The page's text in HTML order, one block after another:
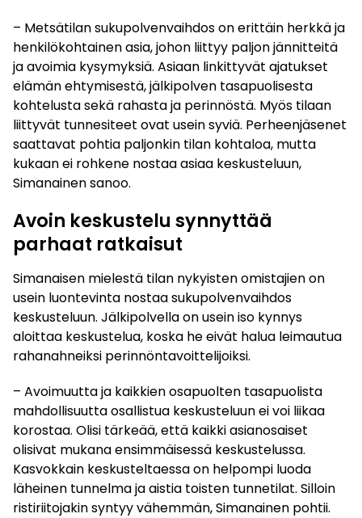
– Metsätilan sukupolvenvaihdos on erittäin herkkä ja
henkilökohtainen asia, johon liittyy paljon jännitteitä
ja avoimia kysymyksiä. Asiaan linkittyvät ajatukset
elämän ehtymisestä, jälkipolven tasapuolisesta
kohtelusta sekä rahasta ja perinnöstä. Myös tilaan
liittyvät tunnesiteet ovat usein syviä. Perheenjäsenet
saattavat pohtia paljonkin tilan kohtaloa, mutta
kukaan ei rohkene nostaa asiaa keskusteluun,
Simanainen sanoo.
Avoin keskustelu synnyttää
parhaat ratkaisut
Simanaisen mielestä tilan nykyisten omistajien on
usein luontevinta nostaa sukupolvenvaihdos
keskusteluun. Jälkipolvella on usein iso kynnys
aloittaa keskustelua, koska he eivät halua leimautua
rahanahneiksi perinnöntavoittelijoiksi.
– Avoimuutta ja kaikkien osapuolten tasapuolista
mahdollisuutta osallistua keskusteluun ei voi liikaa
korostaa. Olisi tärkeää, että kaikki asianosaiset
olisivat mukana ensimmäisessä keskustelussa.
Kasvokkain keskusteltaessa on helpompi luoda
läheinen tunnelma ja aistia toisten tunnetilat. Silloin
ristiriitojakin syntyy vähemmän, Simanainen pohtii.